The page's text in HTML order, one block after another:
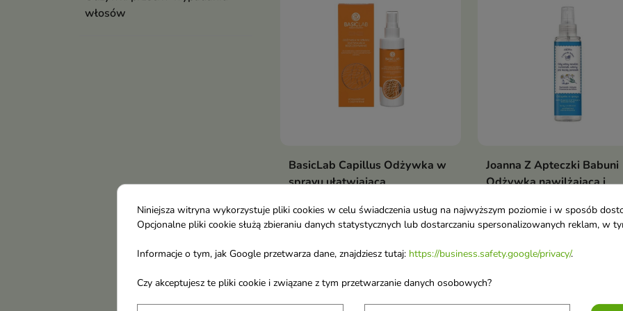
włosów
Dodaj do koszyka
BasicLab Capillus Odżywka w
sprayu ułatwiająca
Mniej kołtunów, zero
elektryzowania i szybsze
czesanie – także u dzieci
Dodaj do
Joanna Z Apteczki Babuni
Odżywka nawilżająca i
Rumianek i biotyna 150 ml
Odżywka nawilżająca i
ułatwiająca rozczesywanie
4,20 €
Niniejsza witryna wykorzystuje pliki cookies w celu świadczenia usług na najwyższym poziomie i w sposób
Opcjonalne pliki cookie służą zbieraniu danych statystycznych lub dostarczaniu spersonalizowanych reklam, w
Informacje o tym, jak Google przetwarza dane, znajdziesz tutaj: https://business.safety.google/privacy/.
Czy akceptujesz te pliki cookie i związane z tym przetwarzanie danych osobowych?